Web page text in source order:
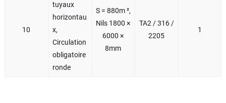
10
tuyaux
horizontau
x,
Circulation
obligatoire
ronde
S = 880m ²,
Nils 1800 ×
6000 ×
8mm
TA2 / 316 /
2205
1